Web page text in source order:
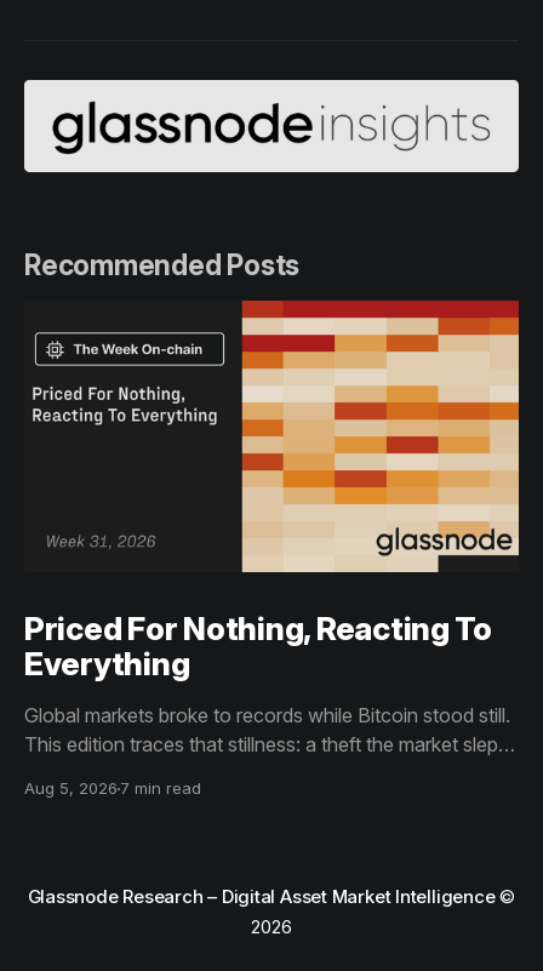
Recommended Posts
Priced For Nothing, Reacting To
Everything
Global markets broke to records while Bitcoin stood still.
This edition traces that stillness: a theft the market slept
than capitulation, and an options market priced for
Aug 5, 2026 7 min read
Glassnode Research – Digital Asset Market Intelligence©
2026